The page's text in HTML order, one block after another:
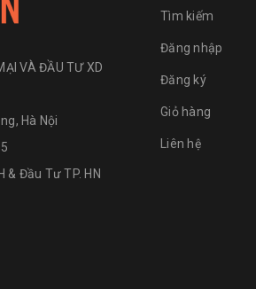
VÀ ĐẦU TƯ XD
Hà Nội
& Đầu Tư TP. HN
Tìm kiếm
Đăng nhập
Đăng ký
Giỏ hàng
Liên hệ